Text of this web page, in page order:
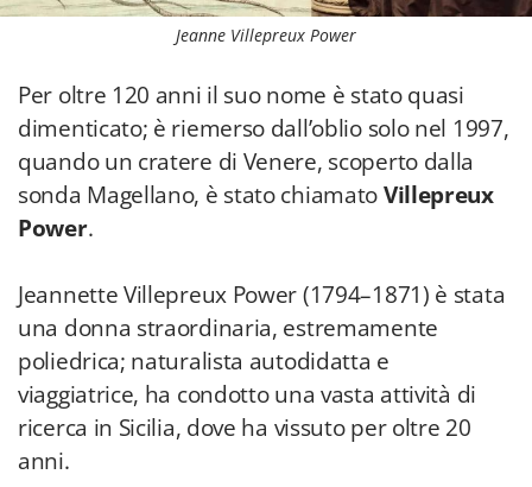
Jeanne Villepreux Power
Per oltre 120 anni il suo nome è stato quasi
dimenticato; è riemerso dall’oblio solo nel 1997,
quando un cratere di Venere, scoperto dalla
sonda Magellano, è stato chiamatoVillepreux
Power.
Jeannette Villepreux Power (1794–1871) è stata
una donna straordinaria, estremamente
poliedrica; naturalista autodidatta e
viaggiatrice, ha condotto una vasta attività di
ricerca in Sicilia, dove ha vissuto per oltre 20
anni.